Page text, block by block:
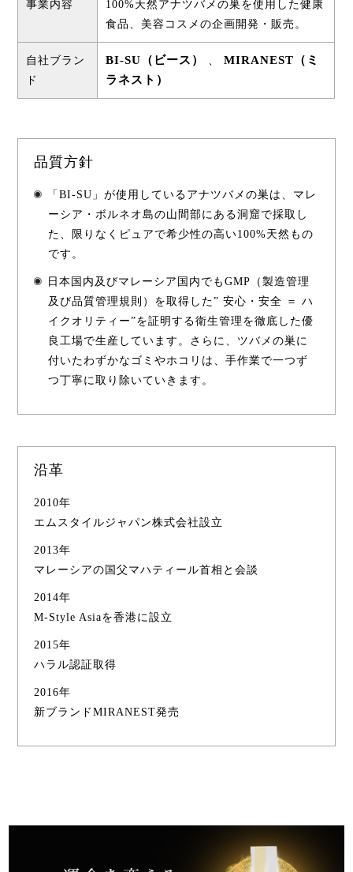
事業内容
100%天然アナツバメの巣を使用した健康
食品、美容コスメの企画開発・販売。
自社ブラン
ド
BI-SU（ビース） 、MIRANEST（ミ
ラネスト）
品質方針
「BI-SU」が使用しているアナツバメの巣は、マレ
ーシア・ボルネオ島の山間部にある洞窟で採取し
た、限りなくピュアで希少性の高い100%天然もの
です。
日本国内及びマレーシア国内でもGMP（製造管理
及び品質管理規則）を取得した” 安心・安全 ＝ ハ
イクオリティー”を証明する衛生管理を徹底した優
良工場で生産しています。さらに、ツバメの巣に
付いたわずかなゴミやホコリは、手作業で一つず
つ丁寧に取り除いていきます。
沿革
2010年
エムスタイルジャパン株式会社設立
2013年
マレーシアの国父マハティール首相と会談
2014年
M-Style Asiaを香港に設立
2015年
ハラル認証取得
2016年
新ブランドMIRANEST発売